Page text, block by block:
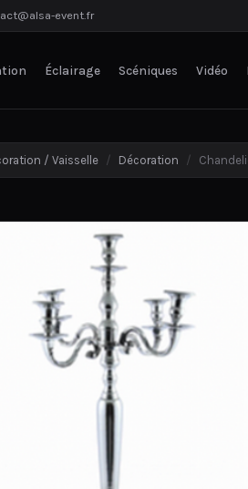
event.fr
Éclairage Scéniques Vidéo
/ Vaisselle / Décoration /